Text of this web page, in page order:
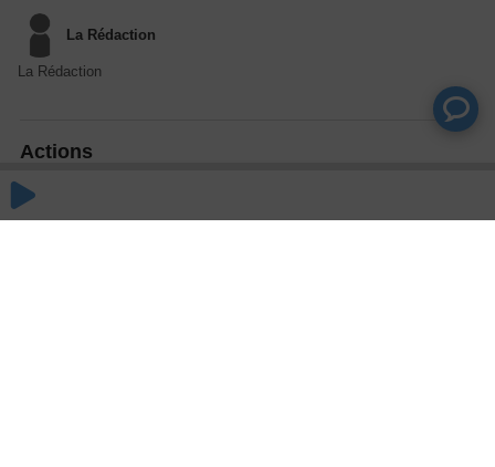
La Rédaction
La Rédaction
Actions